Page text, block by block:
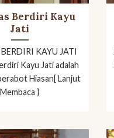
Berdiri Kayu
Jati
KAYU JATI
Kayu Jati adalah
Hiasan[ Lanjut
Membaca }